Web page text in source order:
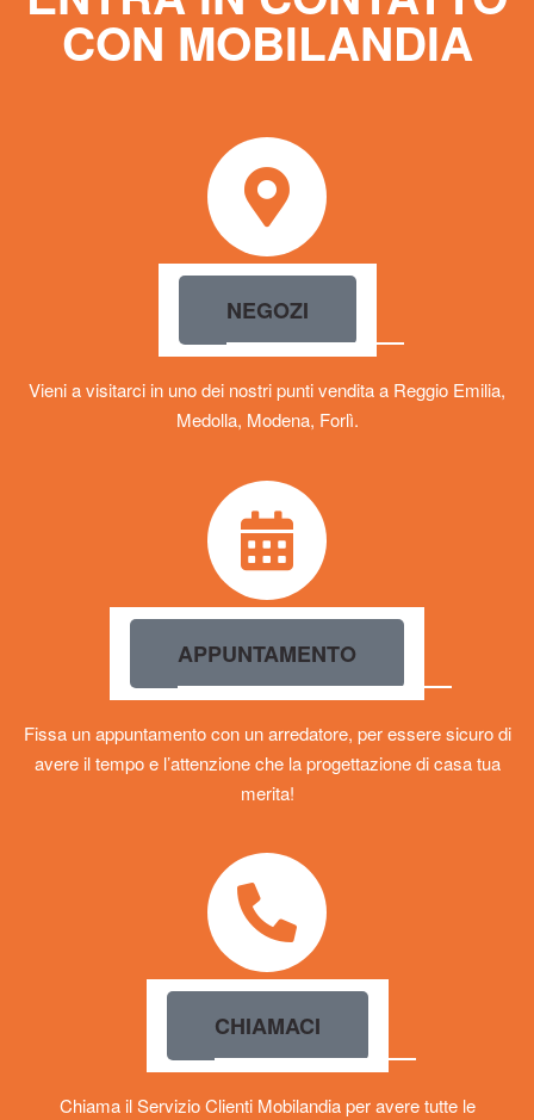
CON MOBILANDIA
NEGOZI
Vieni a visitarci in uno dei nostri punti vendita a Reggio Emilia,
Medolla, Modena, Forlì.
APPUNTAMENTO
Fissa un appuntamento con un arredatore, per essere sicuro di
avere il tempo e l’attenzione che la progettazione di casa tua
merita!
CHIAMACI
Chiama il Servizio Clienti Mobilandia per avere tutte le